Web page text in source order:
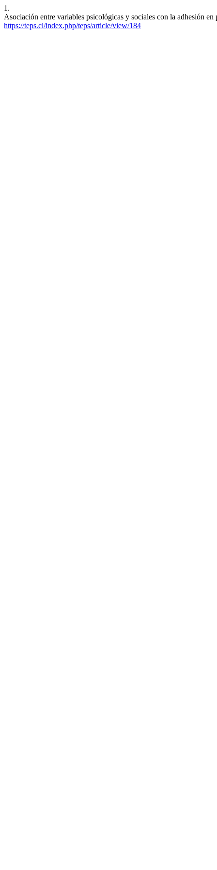
1.
Asociación entre variables psicológicas y sociales con la adhesión
https://teps.cl/index.php/teps/article/view/184